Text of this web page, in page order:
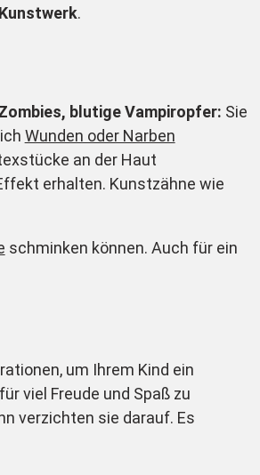
.
blutige Vampiropfer: Sie
Wunden oder Narben
an der Haut
erhalten. Kunstzähne wie
schminken können. Auch für ein
um Ihrem Kind ein
viel Freude und Spaß zu
verzichten sie darauf. Es